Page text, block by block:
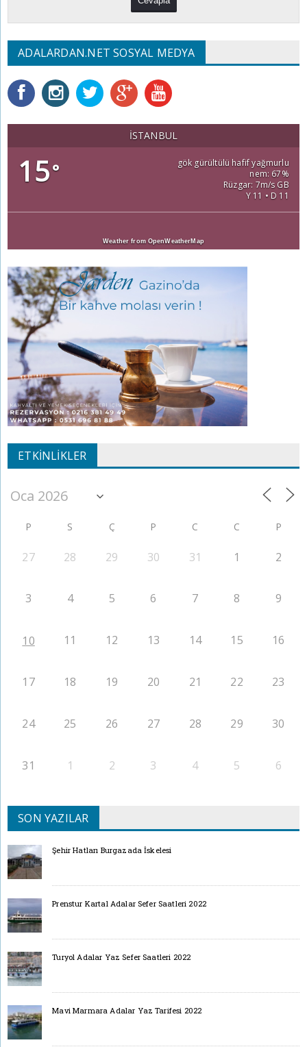
ADALARDAN.NET SOSYAL MEDYA
İSTANBUL
15°
gök gürültülü hafif yağmurlu
nem: 67%
Rüzgar: 7m/s GB
Y 11 • D 11
Weather from OpenWeatherMap
ETKINLIKLER
P S Ç P C C P
27 28 29 30 31 1 2
3 4 5 6 7 8 9
10 11 12 13 14 15 16
17 18 19 20 21 22 23
24 25 26 27 28 29 30
31 1 2 3 4 5 6
SON YAZILAR
Şehir Hatları Burgazada İskelesi
Prenstur Kartal Adalar Sefer Saatleri 2022
Turyol Adalar Yaz Sefer Saatleri 2022
Mavi Marmara Adalar Yaz Tarifesi 2022